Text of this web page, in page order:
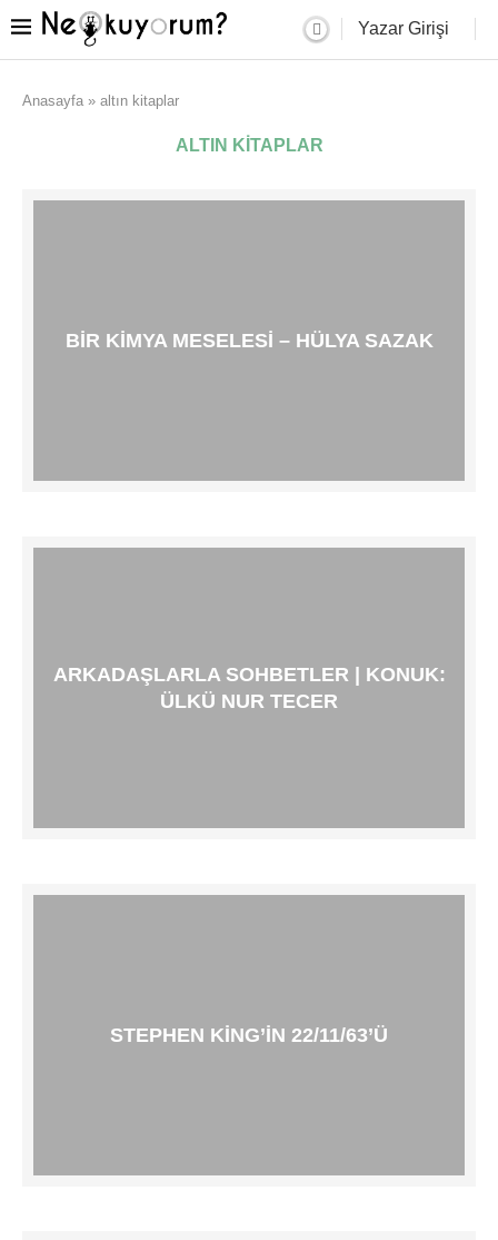
Yazar Girişi
Anasayfa » altın kitaplar
ALTIN KITAPLAR
BIR KIMYA MESELESI – HÜLYA SAZAK
ARKADAŞLARLA SOHBETLER | KONUK:
ÜLKÜ NUR TECER
STEPHEN KING’IN 22/11/63’Ü